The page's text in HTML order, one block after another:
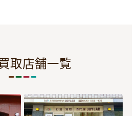
取店舗一覧